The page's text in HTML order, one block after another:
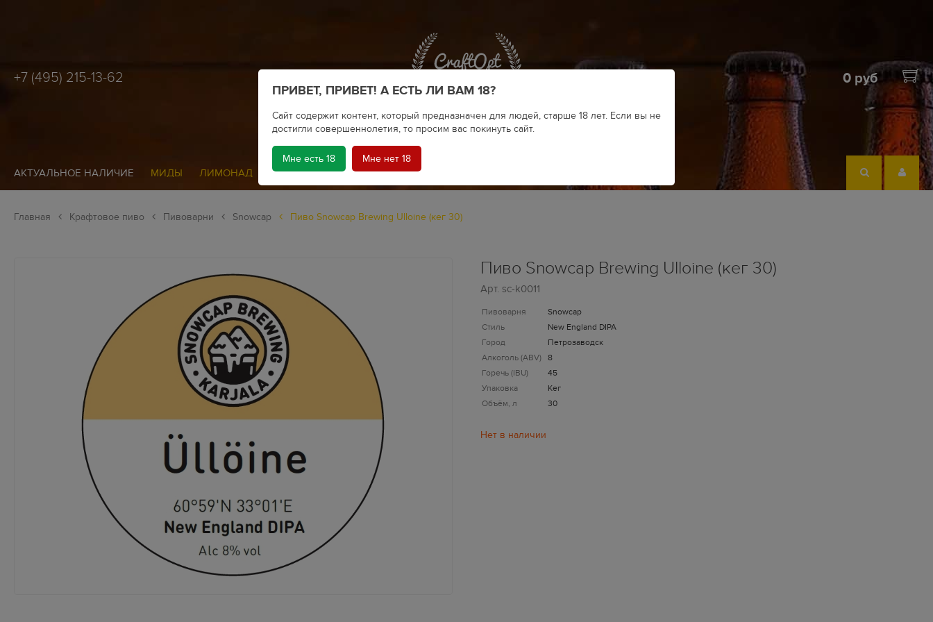
+7 (495) 215-13-62 0 руб
АКТУАЛЬНОЕ НАЛИЧИЕ МИДЫ ЛИМОНАД СИДР КРАФТОВОЕ ПИВО
Главная Крафтовое пиво Пивоварни Snowcap Пиво Snowcap Brewing Ulloine (кег 30)
Пиво Snowcap Brewing Ulloine (кег 30)
Арт. sc-k0011
Пивоварня
Snowcap
Стиль
New England DIPA
Город
Петрозаводск
Алкоголь (ABV)
8
Горечь (IBU)
45
Упаковка
Кег
Объём, л
30
ПРИВЕТ, ПРИВЕТ! А ЕСТЬ ЛИ ВАМ 18?
Сайт содержит контент, который предназначен для людей, старше 18 лет. Если вы не
достигли совершеннолетия, то просим вас покинуть сайт.
Мне есть 18 Мне нет 18